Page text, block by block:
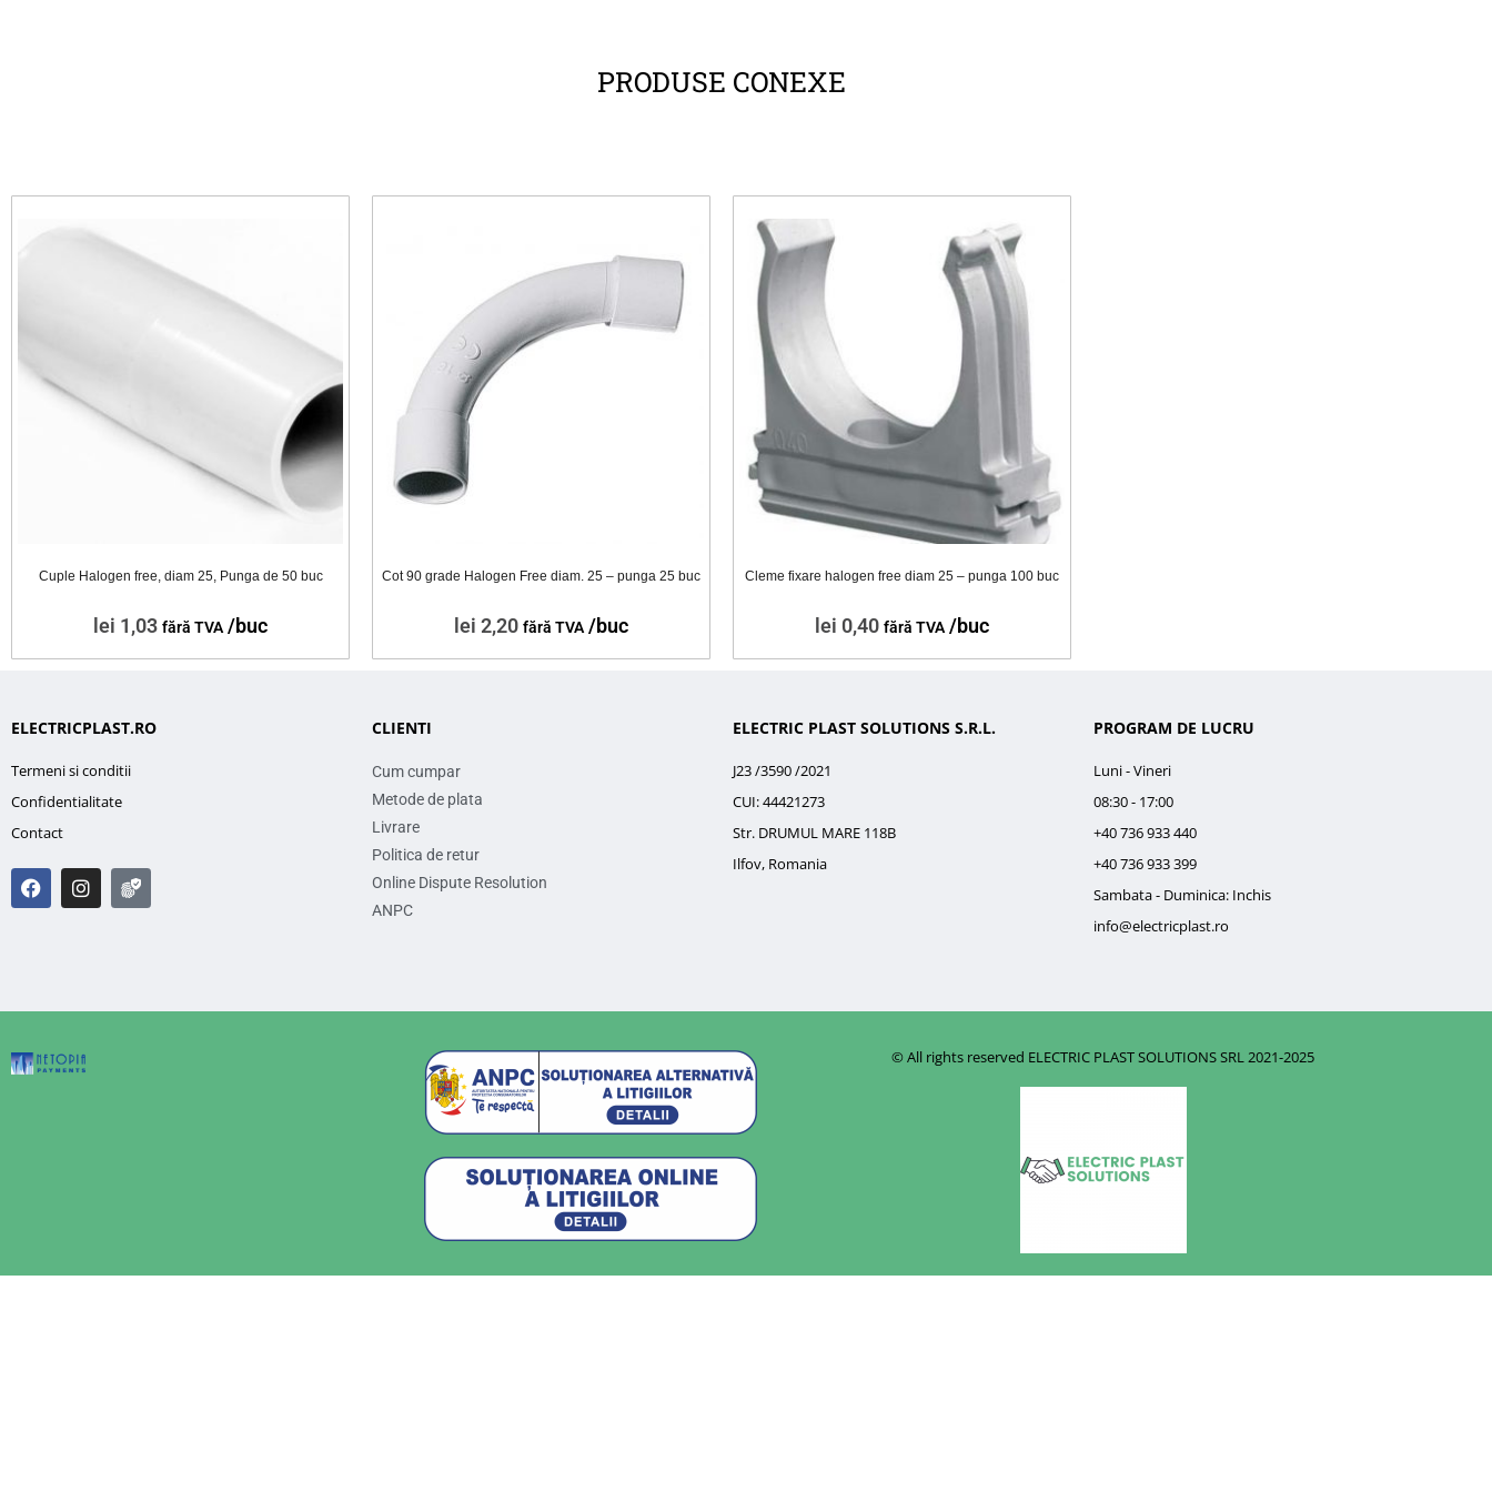
PRODUSE CONEXE
Cuple Halogen free, diam 25, Punga de 50 buc
lei 1,03 fără TVA /buc
Cot 90 grade Halogen Free diam. 25 – punga 25 buc
lei 2,20 fără TVA /buc
Cleme fixare halogen free diam 25 – punga 100 buc
lei 0,40 fără TVA /buc
ELECTRICPLAST.RO
Termeni si conditii
Confidentialitate
Contact
CLIENTI
Cum cumpar
Metode de plata
Livrare
Politica de retur
Online Dispute Resolution
ANPC
ELECTRIC PLAST SOLUTIONS S.R.L.
J23 /3590 /2021
CUI: 44421273
Str. DRUMUL MARE 118B
Ilfov, Romania
PROGRAM DE LUCRU
Luni - Vineri
08:30 - 17:00
+40 736 933 440
+40 736 933 399
Sambata - Duminica: Inchis
info@electricplast.ro
© All rights reserved ELECTRIC PLAST SOLUTIONS SRL2021-2025